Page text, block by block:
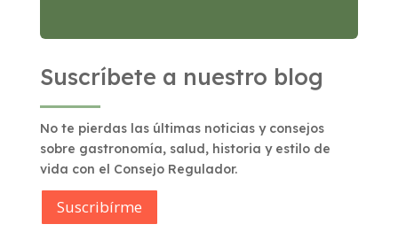
Suscríbete a nuestro blog
No te pierdas las últimas noticias y consejos
sobre gastronomía, salud, historia y estilo de
vida con el Consejo Regulador.
Suscribírme